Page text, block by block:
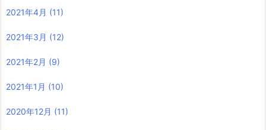
2021年4月 (11)
2021年3月 (12)
2021年2月 (9)
2021年1月 (10)
2020年12月 (11)